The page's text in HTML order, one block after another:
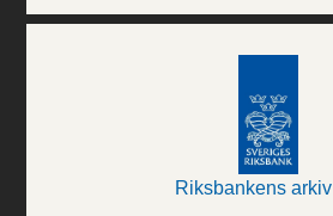
Riksbankens arkiv